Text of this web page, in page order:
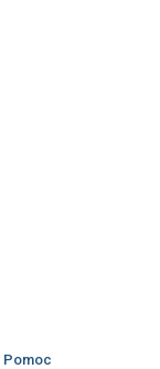
Pomoc